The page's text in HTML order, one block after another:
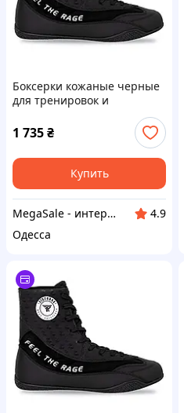
Боксерки кожаные черные
для тренировок и
соревнований Fistrage Fight
Gear 6448 размер 40 Black
1 735₴
Купить
MegaSale - интернет-супермаркет
4.9
Одесса